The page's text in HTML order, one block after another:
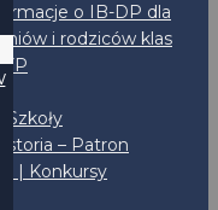
o IB-DP dla
i rodziców klas
– Patron
| Konkursy